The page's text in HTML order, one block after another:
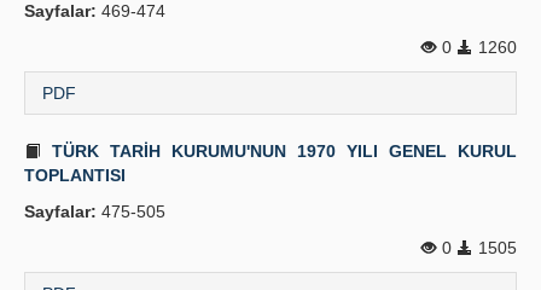
Sayfalar: 469-474
0
1260
PDF
TÜRK TARİH KURUMU'NUN 1970 YILI GENEL KURUL
TOPLANTISI
Sayfalar: 475-505
0
1505